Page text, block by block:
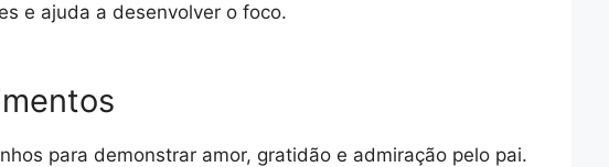
e ajuda a desenvolver o foco.
para demonstrar amor, gratidão e admiração pelo pai.